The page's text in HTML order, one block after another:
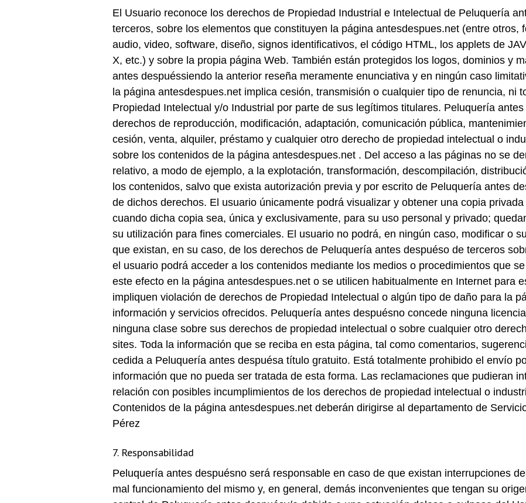
El Usuario reconoce los derechos de Propiedad Industrial e Intelectual de Peluquería
terceros, sobre los elementos que constituyen la página antesdespues.net (entre otros,
audio, video, software, diseño, signos identificativos, el código HTML, los applets de
X, etc.) y sobre la propia página Web. También están protegidos los logos, dominios y
antes despuéssiendo la anterior reseña meramente enunciativa y en ningún caso
la página antesdespues.net implica cesión, transmisión o cualquier tipo de renuncia, ni
Propiedad Intelectual y/o Industrial por parte de sus legítimos titulares. Peluquería
derechos de reproducción, modificación, adaptación, comunicación pública,
cesión, venta, alquiler, préstamo y cualquier otro derecho de propiedad intelectual o
sobre los contenidos de la página antesdespues.net . Del acceso a las páginas no se
relativo, a modo de ejemplo, a la explotación, transformación, descompilación,
los contenidos, salvo que exista autorización previa y por escrito de Peluquería antes
de dichos derechos. El usuario únicamente podrá visualizar y obtener una copia
cuando dicha copia sea, única y exclusivamente, para su uso personal y privado;
su utilización para fines comerciales. El usuario no podrá, en ningún caso, modificar o
que existan, en su caso, de los derechos de Peluquería antes despuéso de terceros
el usuario podrá acceder a los contenidos mediante los medios o procedimientos que
este efecto en la página antesdespues.net o se utilicen habitualmente en Internet para
impliquen violación de derechos de Propiedad Intelectual o algún tipo de daño para la
información y servicios ofrecidos. Peluquería antes despuésno concede ninguna
ninguna clase sobre sus derechos de propiedad intelectual o sobre cualquier otro
sites. Toda la información que se reciba en esta página, tal como comentarios,
cedida a Peluquería antes despuésa título gratuito. Está totalmente prohibido el envío
información que no pueda ser tratada de esta forma. Las reclamaciones que pudieran
relación con posibles incumplimientos de los derechos de propiedad intelectual o
Contenidos de la página antesdespues.net deberán dirigirse al departamento de
Pérez
7. Responsabilidad
Peluquería antes despuésno será responsable en caso de que existan interrupciones
mal funcionamiento del mismo y, en general, demás inconvenientes que tengan su